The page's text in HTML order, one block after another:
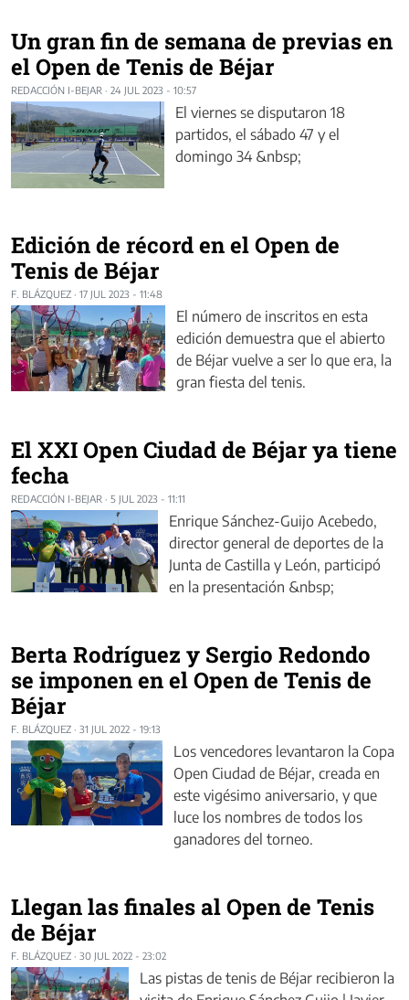
Un gran fin de semana de previas en
el Open de Tenis de Béjar
REDACCIÓN I-BEJAR · 24 JUL 2023 - 10:57
El viernes se disputaron 18
partidos, el sábado 47 y el
domingo 34 &nbsp;
Edición de récord en el Open de
Tenis de Béjar
F. BLÁZQUEZ · 17 JUL 2023 - 11:48
El número de inscritos en esta
edición demuestra que el abierto
de Béjar vuelve a ser lo que era, la
gran fiesta del tenis.
El XXI Open Ciudad de Béjar ya tiene
fecha
REDACCIÓN I-BEJAR · 5 JUL 2023 - 11:11
Enrique Sánchez-Guijo Acebedo,
director general de deportes de la
Junta de Castilla y León, participó
en la presentación &nbsp;
Berta Rodríguez y Sergio Redondo
se imponen en el Open de Tenis de
Béjar
F. BLÁZQUEZ · 31 JUL 2022 - 19:13
Los vencedores levantaron la Copa
Open Ciudad de Béjar, creada en
este vigésimo aniversario, y que
luce los nombres de todos los
ganadores del torneo.
Llegan las finales al Open de Tenis
de Béjar
F. BLÁZQUEZ · 30 JUL 2022 - 23:02
Las pistas de tenis de Béjar recibieron la